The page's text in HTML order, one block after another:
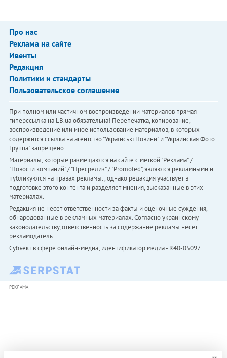
Про нас
Реклама на сайте
Ивенты
Редакция
Политики и стандарты
Пользовательское соглашение
При полном или частичном воспроизведении материалов прямая
гиперссылка на LB.ua обязательна! Перепечатка, копирование,
воспроизведение или иное использование материалов, в которых
содержится ссылка на агентство "Українськi Новини" и "Украинская Фото
Группа" запрещено.
Материалы, которые размещаются на сайте с меткой "Реклама" /
"Новости компаний" / "Пресрелиз" / "Promoted", являются рекламными и
публикуются на правах рекламы. , однако редакция участвует в
подготовке этого контента и разделяет мнения, высказанные в этих
материалах.
Редакция не несет ответственности за факты и оценочные суждения,
обнародованные в рекламных материалах. Согласно украинскому
законодательству, ответственность за содержание рекламы несет
рекламодатель.
Субъект в сфере онлайн-медиа; идентификатор медиа - R40-05097
РЕКЛАМА